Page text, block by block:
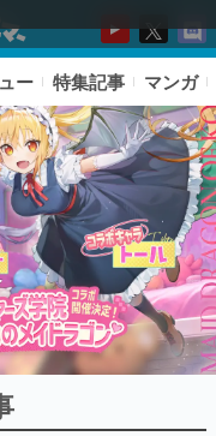
ー 特集記事 マンガ